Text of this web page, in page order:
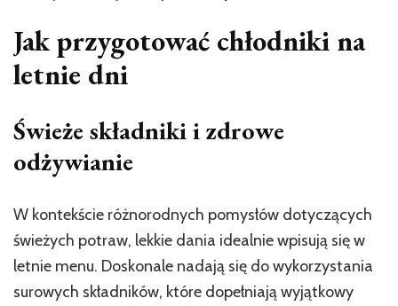
Jak przygotować chłodniki na
letnie dni
Świeże składniki i zdrowe
odżywianie
W kontekście różnorodnych pomysłów dotyczących
świeżych potraw, lekkie dania idealnie wpisują się w
letnie menu. Doskonale nadają się do wykorzystania
surowych składników, które dopełniają wyjątkowy